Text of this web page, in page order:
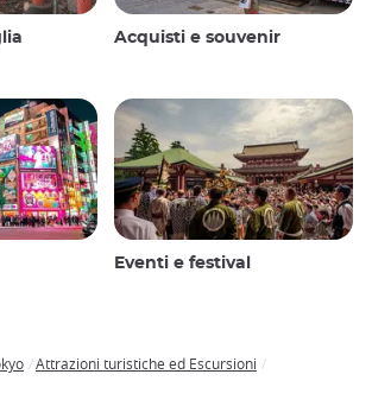
Acquisti e souvenir
Eventi e festival
Attrazioni turistiche ed Escursioni